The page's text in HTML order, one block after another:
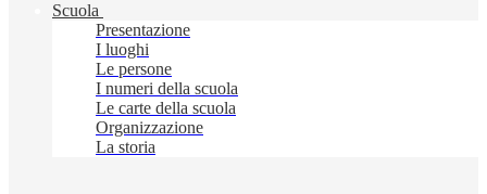
Scuola
Presentazione
I luoghi
Le persone
I numeri della scuola
Le carte della scuola
Organizzazione
La storia